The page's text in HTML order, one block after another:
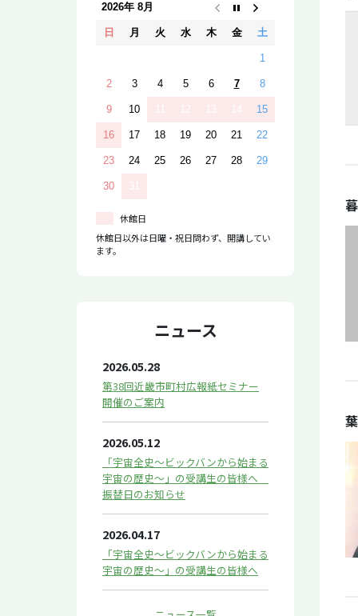
2026年 8月
日 月 火 水 木 金 土
1
2 3 4 5 6 7 8
9 10 15
16 17 18 19 20 21 22
23 24 25 26 27 28 29
30
休館日
休館日以外は日曜・祝日問わず、開講してい
ます。
ニュース
2026.05.28
第38回近畿市町村広報紙セミナー
開催のご案内
2026.05.12
「宇宙全史～ビックバンから始まる
宇宙の歴史～」の受講生の皆様へ
振替日のお知らせ
2026.04.17
「宇宙全史～ビックバンから始まる
宇宙の歴史～」の受講生の皆様へ